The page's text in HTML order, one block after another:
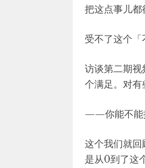
把这点事儿都
受不了这个「
访谈第二期
个满足。对有
——你能不能
这个我们就
是从0到了这